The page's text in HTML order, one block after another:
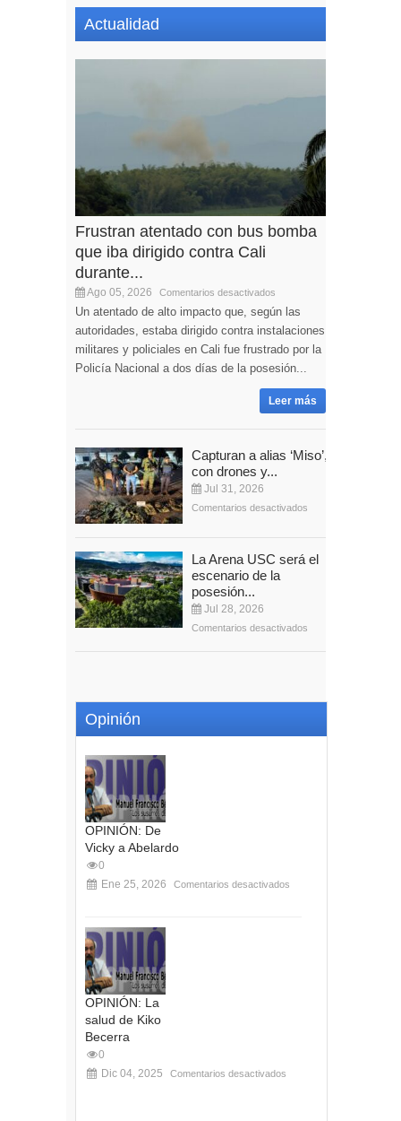
Actualidad
Frustran atentado con bus bomba
que iba dirigido contra Cali
durante...
Ago 05, 2026 Comentarios desactivados
Un atentado de alto impacto que, según las
autoridades, estaba dirigido contra instalaciones
militares y policiales en Cali fue frustrado por la
Policía Nacional a dos días de la posesión...
Leer más
Capturan a alias ‘Miso’,
con drones y...
Jul 31, 2026
Comentarios desactivados
La Arena USC será el
escenario de la
posesión...
Jul 28, 2026
Comentarios desactivados
Opinión
OPINIÓN: De
Vicky a Abelardo
0
Ene 25, 2026
Comentarios desactivados
OPINIÓN: La
salud de Kiko
Becerra
0
Dic 04, 2025
Comentarios desactivados